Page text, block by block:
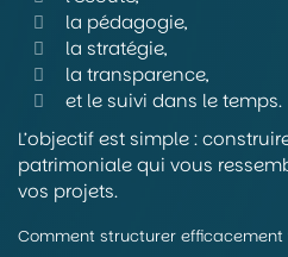
la pédagogie,
la stratégie,
la transparence,
et le suivi dans le temps.
L’objectif est simple :
patrimoniale qui vous
vos projets.
Comment structurer